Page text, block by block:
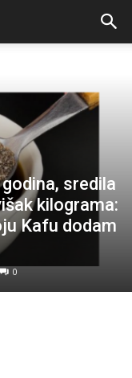
sredila
kilograma:
Kafu dodam
0